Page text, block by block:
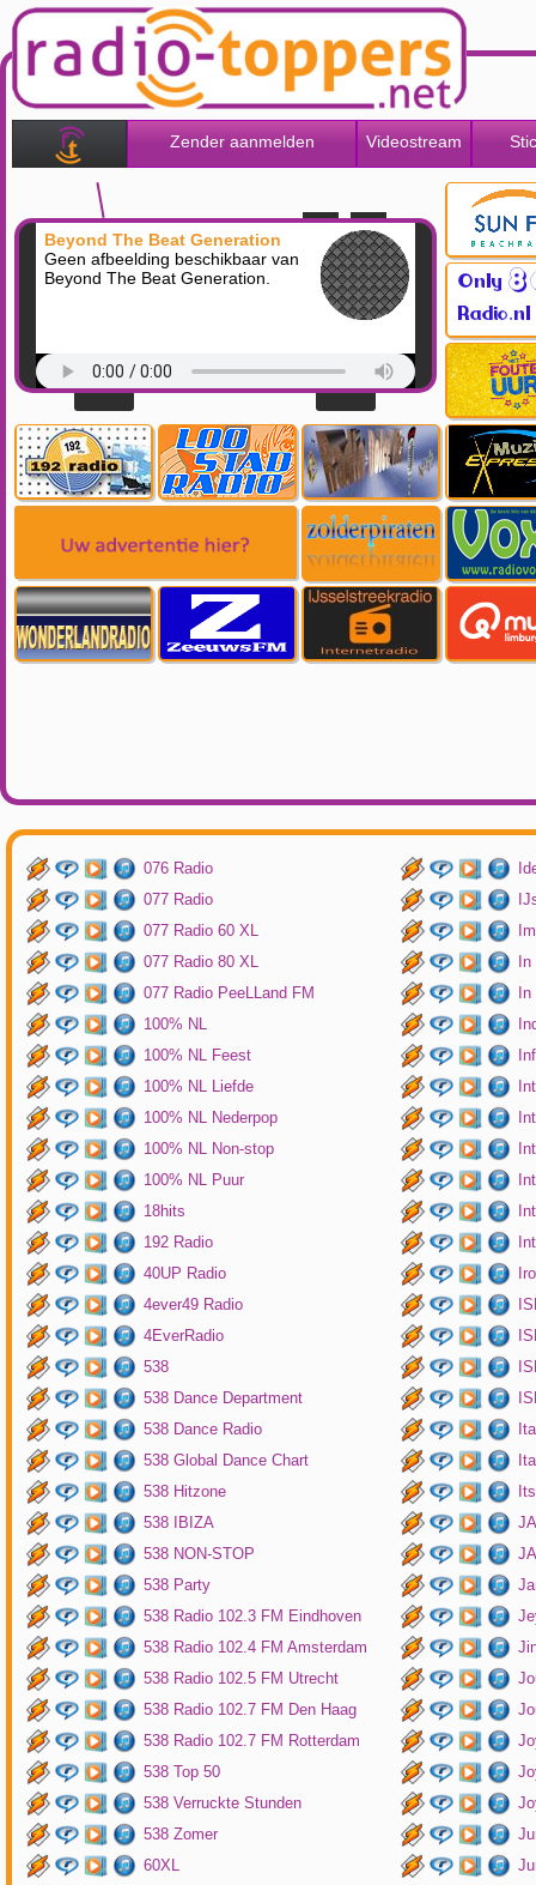
Zender aanmelden Videostream
Beyond The Beat Generation
Geen afbeelding beschikbaar van
Beyond The Beat Generation.
076 Radio
077 Radio
077 Radio 60 XL
077 Radio 80 XL
077 Radio PeeLLand FM
100% NL
100% NL Feest
100% NL Liefde
100% NL Nederpop
100% NL Non-stop
100% NL Puur
18hits
192 Radio
40UP Radio
4ever49 Radio
4EverRadio
538
538 Dance Department
538 Dance Radio
538 Global Dance Chart
538 Hitzone
538 IBIZA
538 NON-STOP
538 Party
538 Radio 102.3 FM Eindhoven
538 Radio 102.4 FM Amsterdam
538 Radio 102.5 FM Utrecht
538 Radio 102.7 FM Den Haag
538 Radio 102.7 FM Rotterdam
538 Top 50
538 Verruckte Stunden
538 Zomer
60XL